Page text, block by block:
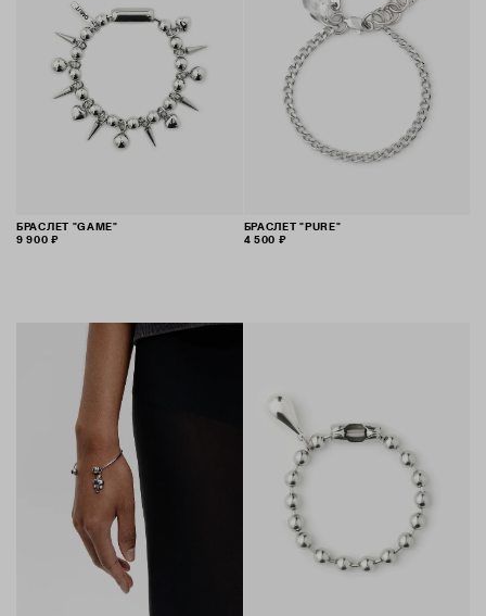
БРАСЛЕТ "GAME"
9 900 ₽
БРАСЛЕТ "PURE"
4 500 ₽